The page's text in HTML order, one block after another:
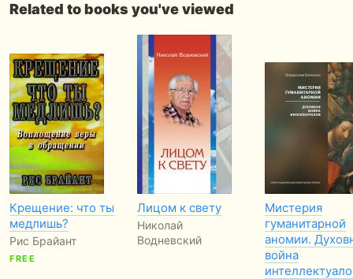
Related to books you've viewed
Крещение: что ты
медлишь?
Рис Брайант
FREE
Лицом к свету
Николай
Водневский
Мистерия
гуманитарной
аномии.
война